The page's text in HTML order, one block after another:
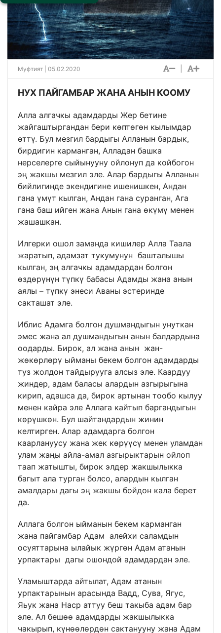
Муфтият | 05.02.2020
НУХ ПАЙГАМБАР ЖАНА АНЫН КООМУ
Алла алгачкы адамдарды Жер бетине
жайгаштыргандан бери көптөгөн кылымдар
өттү. Бул мезгил бардыгы Алланын бардык,
бирдигин карманган, Алладан башка
нерселерге сыйынууну ойлонуп да койбогон
эң жакшы мезгил эле. Алар бардыгы Алланын
бийлигинде экендигине ишенишкен, Андан
гана үмүт кылган, Андан гана суранган, Ага
гана баш ийген жана Анын гана өкүмү менен
жашашкан.
Илгерки ошол заманда кишилер Алла Таала
жаратып, адамзат тукумунун башталышы
кылган, эң алгачкы адамдардан болгон
өздөрүнүн түпкү бабасы Адамды жана анын
аялы – түпкү энеси Аваны эстеринде
сакташат эле.
Иблис Адамга болгон душмандыгын унуткан
эмес жана ал душмандыгын анын балдардына
оодарды. Бирок, ал жана анын жан-
жөкөрлөрү ыйманы бекем болгон адамдарды
туз жолдон тайдырууга алсыз эле. Каардуу
жиндер, адам баласы алардын азгырыгына
кирип, адашса да, бирок артынан тообо кылуу
менен кайра эле Аллага кайтып баргандыгын
көрүшкөн. Бул шайтандардын жинин
келтирген. Алар адамдарга болгон
каарлануусу жана жек көрүүсү менен уламдан
улам жаңы айла-амал азгырыктарын ойлоп
таап жатышты, бирок элдер жакшылыкка
багыт ала турган болсо, алардын кылган
амалдары дагы эң жакшы бойдон кала берет
да.
Аллага болгон ыйманын бекем карманган
жана пайгамбар Адам алейхи саламдын
осуяттарына ылайык жүргөн Адам атанын
урпактары дагы ошондой адамдардан эле.
Уламыштарда айтылат, Адам атанын
урпактарынын арасында Вадд, Сува, Ягус,
Яьук жана Наср аттуу беш такыба адам бар
эле. Ал бешөө адамдарды жакшылыкка
чакырып, күнөөлөрдөн сактанууну жана Адам